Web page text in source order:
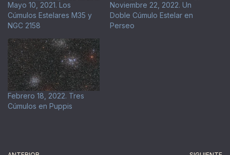
Mayo 10, 2021. Los
Cúmulos Estelares M35 y
NGC 2158
Noviembre 22, 2022. Un
Doble Cúmulo Estelar en
Perseo
Febrero 18, 2022. Tres
Cúmulos en Puppis